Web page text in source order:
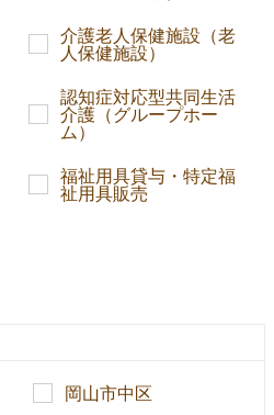
介護老人保健施設（老
人保健施設）
認知症対応型共同生活
介護（グループホー
ム）
福祉用具貸与・特定福
祉用具販売
岡山市中区